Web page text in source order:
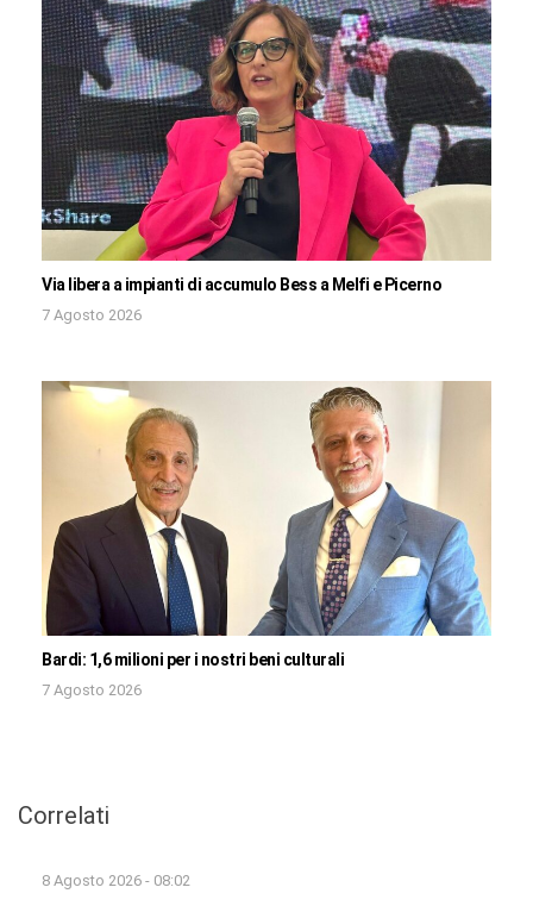
Via libera a impianti di accumulo Bess a Melfi e Picerno
7 Agosto 2026
Bardi: 1,6 milioni per i nostri beni culturali
7 Agosto 2026
Correlati
8 Agosto 2026 - 08:02